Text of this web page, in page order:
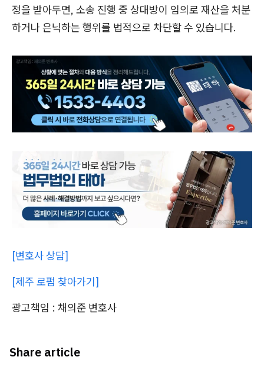
정을 받아두면, 소송 진행 중 상대방이 임의로 재산을 처분
하거나 은닉하는 행위를 법적으로 차단할 수 있습니다.
[변호사 상담]
[제주 로펌 찾아가기]
광고책임 : 채의준 변호사
Share article